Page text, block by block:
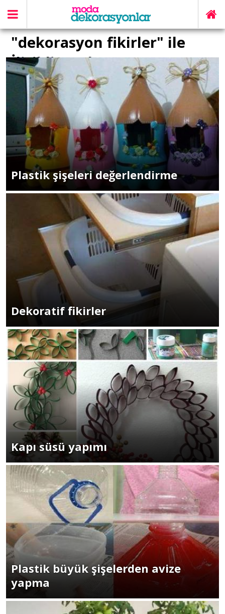
"dekorasyon fikirler" ile
İlişikli yazılar
Plastik şişeleri değerlendirme
Dekoratif fikirler
Kapı süsü yapımı
Plastik büyük şişelerden avize
yapma